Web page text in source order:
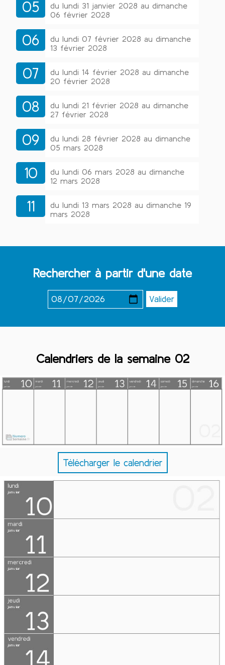
05
du lundi 31 janvier 2028 au dimanche
06 février 2028
06
du lundi 07 février 2028 au dimanche
13 février 2028
07
du lundi 14 février 2028 au dimanche
20 février 2028
08
du lundi 21 février 2028 au dimanche
27 février 2028
09
du lundi 28 février 2028 au dimanche
05 mars 2028
10
du lundi 06 mars 2028 au dimanche
12 mars 2028
11
du lundi 13 mars 2028 au dimanche 19
mars 2028
Rechercher à partir d'une date
Calendriers de la semaine 02
Télécharger le calendrier